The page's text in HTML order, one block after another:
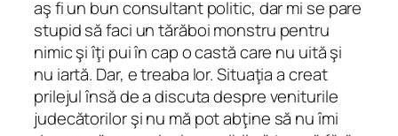
aş fi un bun consultant politic, dar mi se pare
stupid să faci un tărăboi monstru pentru
nimic şi îţi pui în cap o castă care nu uită şi
nu iartă. Dar, e treaba lor. Situaţia a creat
prilejul însă de a discuta despre veniturile
judecătorilor şi nu mă pot abţine să nu îmi